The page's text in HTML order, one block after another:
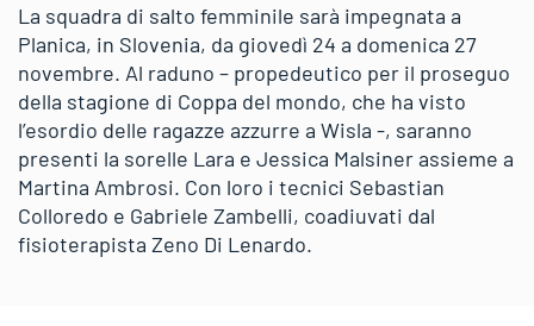
La squadra di salto femminile sarà impegnata a
Planica, in Slovenia, da giovedì 24 a domenica 27
novembre. Al raduno – propedeutico per il proseguo
della stagione di Coppa del mondo, che ha visto
l’esordio delle ragazze azzurre a Wisla -, saranno
presenti la sorelle Lara e Jessica Malsiner assieme a
Martina Ambrosi. Con loro i tecnici Sebastian
Colloredo e Gabriele Zambelli, coadiuvati dal
fisioterapista Zeno Di Lenardo.